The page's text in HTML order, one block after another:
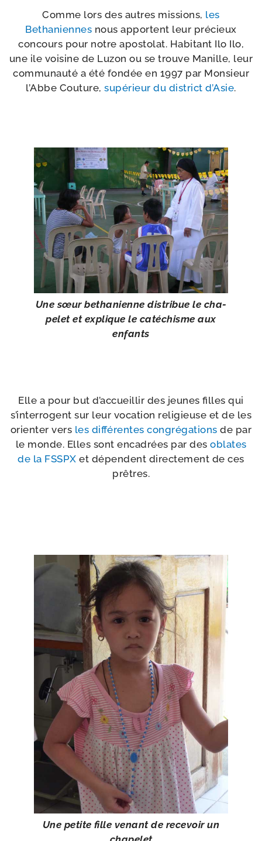
Comme lors des autres mis­sions, les
Bethaniennes nous apportent leur pré­cieux
concours pour notre apos­to­lat. Habitant Ilo Ilo,
une ile voi­sine de Luzon ou se trouve Manille, leur
com­mu­nau­té a été fon­dée en 1997 par Monsieur
l’Abbe Couture,supé­rieur du dis­trict d’Asie.
Une sœur betha­nienne dis­tri­bue le cha­
pe­let et explique le caté­chisme aux
enfants
Elle a pour but d’accueillir des jeunes filles qui
s’interrogent sur leur voca­tion reli­gieuse et de les
orien­ter vers les dif­fé­rentes congré­ga­tions de par
le monde. Elles sont enca­drées par des oblates
de la FSSPX et dépendent direc­te­ment de ces
prêtres.
Une petite fille venant de rece­voir un